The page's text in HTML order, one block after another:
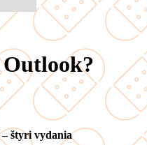
– štyri vydania